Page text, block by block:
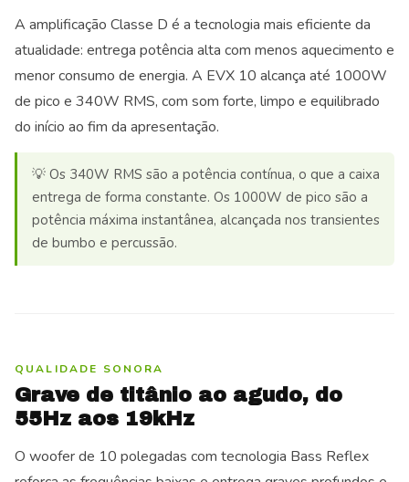
A amplificação Classe D é a tecnologia mais eficiente da
atualidade: entrega potência alta com menos aquecimento e
menor consumo de energia. A EVX 10 alcança até 1000W
de pico e 340W RMS, com som forte, limpo e equilibrado
do início ao fim da apresentação.
💡 Os 340W RMS são a potência contínua, o que a caixa
entrega de forma constante. Os 1000W de pico são a
potência máxima instantânea, alcançada nos transientes
de bumbo e percussão.
QUALIDADE SONORA
Grave de titânio ao agudo, do
55Hz aos 19kHz
O woofer de 10 polegadas com tecnologia Bass Reflex